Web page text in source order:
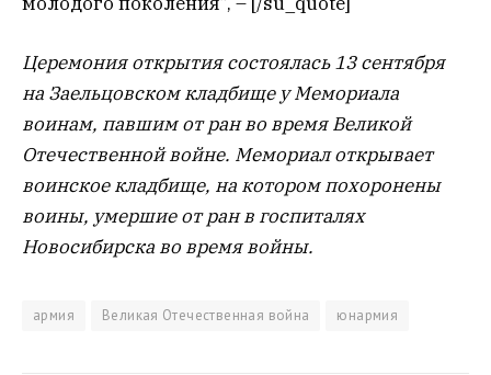
Церемония открытия состоялась 13 сентября
на Заельцовском кладбище у Мемориала
воинам, павшим от ран во время Великой
Отечественной войне. Мемориал открывает
воинское кладбище, на котором похоронены
воины, умершие от ран в госпиталях
Новосибирска во время войны.
армия Великая Отечественная война юнармия